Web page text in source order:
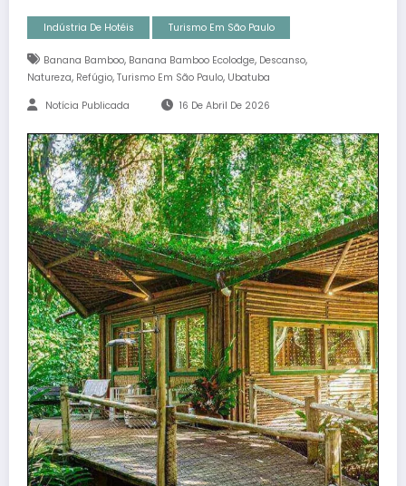
Indústria De Hotéis Turismo Em São Paulo
Banana Bamboo, Banana Bamboo Ecolodge, Descanso,
Natureza, Refúgio, Turismo Em São Paulo, Ubatuba
Notícia Publicada 16 De Abril De 2026